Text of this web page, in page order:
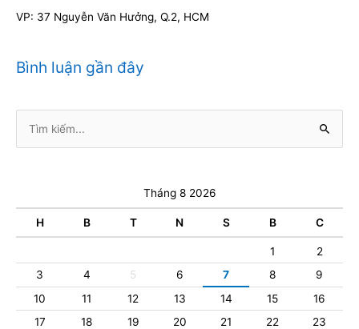
VP: 37 Nguyễn Văn Hưởng, Q.2, HCM
Bình luận gần đây
kiếm:
Tháng 8 2026
H B T N S B C
1
2
3
4 5 6 7 8
9
10
11 12 13 14 15
16
17
18 19 20 21 22 23